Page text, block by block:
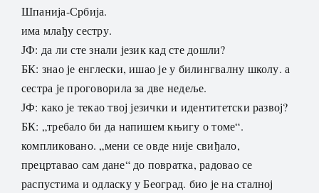
Шпанија-Србија.
има млађу сестру.
ЈФ: да ли сте знали језик кад сте дошли?
БК: знао је енглески, ишао је у билингвалну школу. а
сестра је проговорила за две недеље.
ЈФ: како је текао твој језички и идентитетски развој?
БК: „требало би да напишем књигу о томе“.
компликовано. „мени се овде није свиђало,
прецртавао сам дане“ до повратка, радовао се
распустима и одласку у Београд. био је на сталној